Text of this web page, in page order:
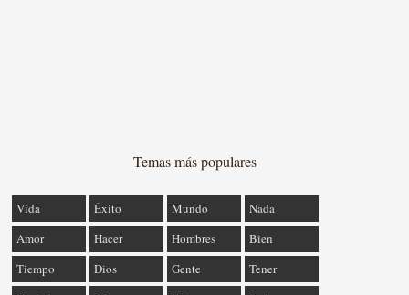
Temas más populares
Vida Éxito Mundo
Nada
Amor
Hacer Hombres
Bien
Tiempo
Dios Gente
Tener